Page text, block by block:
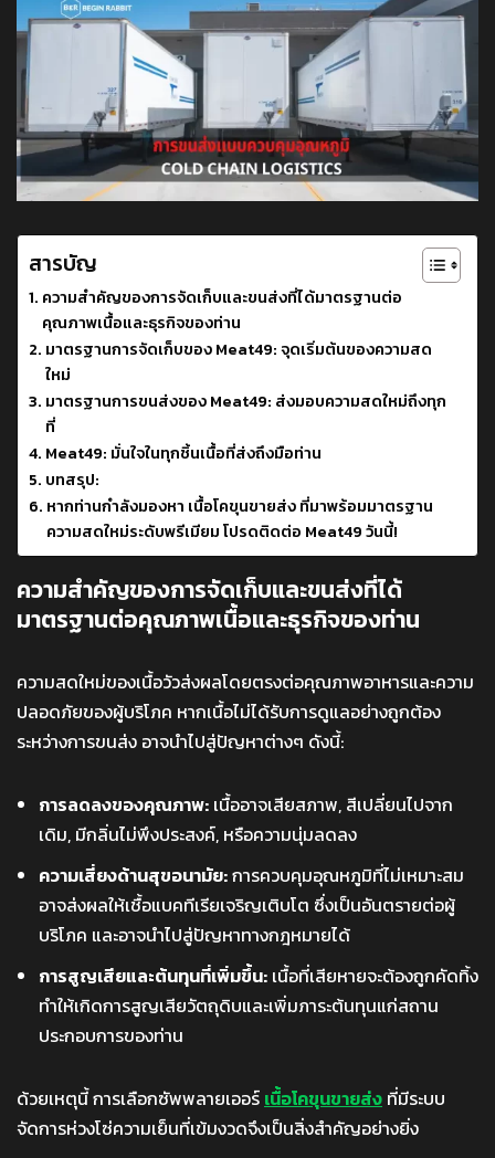
สารบัญ
ความสำคัญของการจัดเก็บและขนส่งที่ได้มาตรฐานต่อ
คุณภาพเนื้อและธุรกิจของท่าน
มาตรฐานการจัดเก็บของ Meat49: จุดเริ่มต้นของความสด
ใหม่
มาตรฐานการขนส่งของ Meat49: ส่งมอบความสดใหม่ถึงทุก
ที่
Meat49: มั่นใจในทุกชิ้นเนื้อที่ส่งถึงมือท่าน
บทสรุป:
หากท่านกำลังมองหา เนื้อโคขุนขายส่ง ที่มาพร้อมมาตรฐาน
ความสดใหม่ระดับพรีเมียม โปรดติดต่อ Meat49 วันนี้!
ความสำคัญของการจัดเก็บและขนส่งที่ได้
มาตรฐานต่อคุณภาพเนื้อและธุรกิจของท่าน
ความสดใหม่ของเนื้อวัวส่งผลโดยตรงต่อคุณภาพอาหารและความ
ปลอดภัยของผู้บริโภค หากเนื้อไม่ได้รับการดูแลอย่างถูกต้อง
ระหว่างการขนส่ง อาจนำไปสู่ปัญหาต่างๆ ดังนี้:
การลดลงของคุณภาพ: เนื้ออาจเสียสภาพ, สีเปลี่ยนไปจาก
เดิม, มีกลิ่นไม่พึงประสงค์, หรือความนุ่มลดลง
ความเสี่ยงด้านสุขอนามัย:การควบคุมอุณหภูมิที่ไม่เหมาะสม
อาจส่งผลให้เชื้อแบคทีเรียเจริญเติบโต ซึ่งเป็นอันตรายต่อผู้
บริโภค และอาจนำไปสู่ปัญหาทางกฎหมายได้
การสูญเสียและต้นทุนที่เพิ่มขึ้น: เนื้อที่เสียหายจะต้องถูกคัดทิ้ง
ทำให้เกิดการสูญเสียวัตถุดิบและเพิ่มภาระต้นทุนแก่สถาน
ประกอบการของท่าน
ด้วยเหตุนี้ การเลือกซัพพลายเออร์ เนื้อโคขุนขายส่ง ที่มีระบบ
จัดการห่วงโซ่ความเย็นที่เข้มงวดจึงเป็นสิ่งสำคัญอย่างยิ่ง